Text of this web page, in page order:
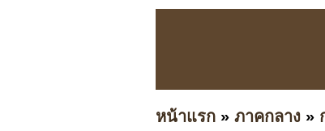
หน้าแรก » ภาคกลาง »